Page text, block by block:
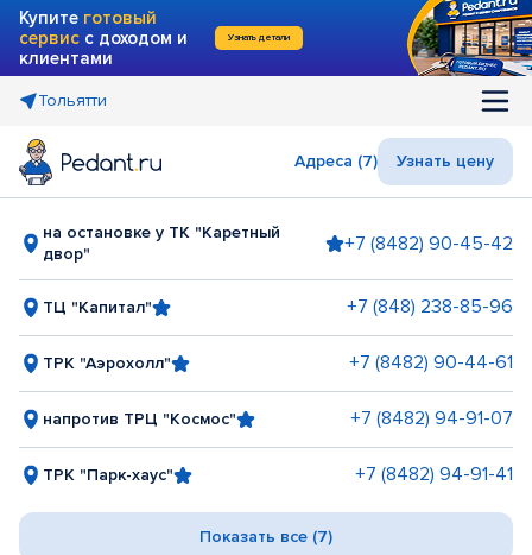
Купите готовый
сервис с доходом и
клиентами
Узнать детали
Тольятти
Адреса (7) Узнать цену
на остановке у ТК "Каретный
двор"
+7 (8482) 90-45-42
ТЦ "Капитал" +7 (848) 238-85-96
ТРК "Аэрохолл" +7 (8482) 90-44-61
напротив ТРЦ "Космос" +7 (8482) 94-91-07
ТРК "Парк-хаус" +7 (8482) 94-91-41
Показать все (7)